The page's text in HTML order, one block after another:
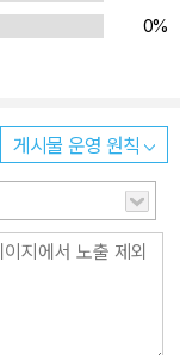
0%
게시물 운영 원칙